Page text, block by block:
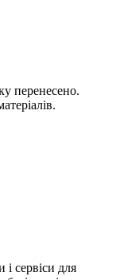
перенесено.
сервіси для